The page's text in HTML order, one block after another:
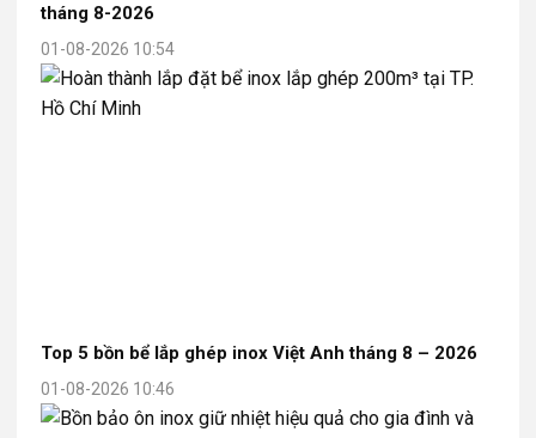
tháng 8-2026
01-08-2026 10:54
Top 5 bồn bể lắp ghép inox Việt Anh tháng 8 – 2026
01-08-2026 10:46